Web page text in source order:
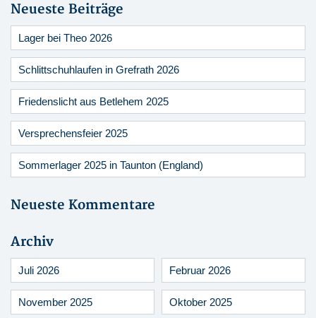
Neueste Beiträge
Lager bei Theo 2026
Schlittschuhlaufen in Grefrath 2026
Friedenslicht aus Betlehem 2025
Versprechensfeier 2025
Sommerlager 2025 in Taunton (England)
Neueste Kommentare
Archiv
Juli 2026 Februar 2026
November 2025 Oktober 2025